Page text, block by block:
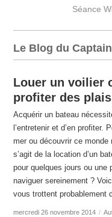
Séance
Le Blog du Captain
Louer un voilier
profiter des
Acquérir un bateau
l’entretenir et d’en
mer ou découvrir ce monde
s’agit de la location d’un
pour quelques jours ou une
naviguer sereinement ?
vous trottent probablement
mercredi 26 novembre 2014 /